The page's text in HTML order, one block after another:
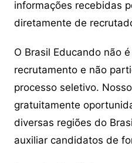
informações recebidas
diretamente de
O Brasil Educando não
recrutamento e não
processo seletivo.
gratuitamente
diversas regiões do
auxiliar candidatos de